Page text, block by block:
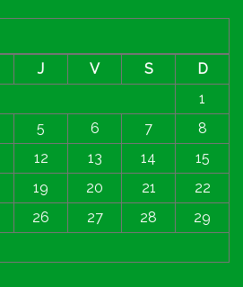
J V S
D
1
5 6 7
8
12 13 14
15
19 20 21
22
26 27 28
29